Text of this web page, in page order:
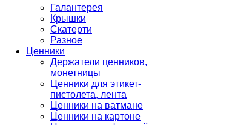
Галантерея
Крышки
Скатерти
Разное
Ценники
Держатели ценников,
монетницы
Ценники для этикет-
пистолета, лента
Ценники на ватмане
Ценники на картоне